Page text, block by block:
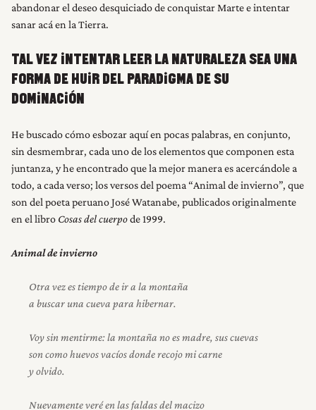
abandonar el deseo desquiciado de conquistar Marte e intentar
sanar acá en la Tierra.
TAL VEZ INTENTAR LEER LA NATURALEZA SEA UNA
FORMA DE HUIR DEL PARADIGMA DE SU
DOMINACIÓN
He buscado cómo esbozar aquí en pocas palabras, en conjunto,
sin desmembrar, cada uno de los elementos que componen esta
juntanza, y he encontrado que la mejor manera es acercándole a
todo, a cada verso; los versos del poema “Animal de invierno”, que
son del poeta peruano José Watanabe, publicados originalmente
en el libro Cosas del cuerpode 1999.
Animal de invierno
Otra vez es tiempo de ir a la montaña
a buscar una cueva para hibernar.
Voy sin mentirme: la montaña no es madre, sus cuevas
son como huevos vacíos donde recojo mi carne
y olvido.
Nuevamente veré en las faldas del macizo